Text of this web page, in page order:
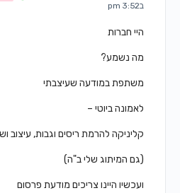
ב3:52 pm
היי חברות
מה נשמע?
משתפת במודעה שעיצבתי
לאמונה ביוטי –
קליניקה להרמת ריסים וגבות, עיצוב
(גם המיתוג שלי ב"ה)
ועכשיו היינו צריכים מודעת פרסום